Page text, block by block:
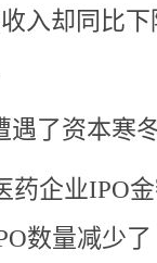
入却同比下
遇了资本寒
药企业IPO
数量减少